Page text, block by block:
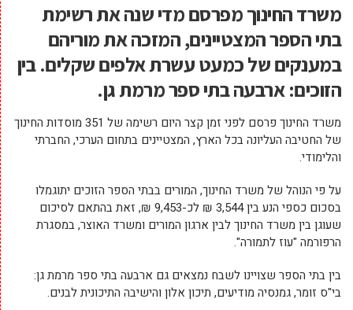
משרד החינוך מפרסם מדי שנה את רשימת
בתי הספר המצטיינים, המזכה את מוריהם
במענקים של כמעט עשרת אלפים שקלים. בין
הזוכים: ארבעה בתי ספר מרמת גן.
משרד החינוך פרסם לפני זמן קצר היום רשימה של 351 מוסדות החינוך
של החטיבה העליונה בכל הארץ, המצטיינים בתחום הערכי, החברתי
והלימודי.
על פי הנוהל של משרד החינוך, המורים בבתי הספר הזוכים יתוגמלו
בסכום כספי הנע בין 3,544 ₪ לכ-9,453 ₪, זאת בהתאם לסיכום
שעוגן בין משרד החינוך לבין ארגון המורים ומשרד האוצר, במסגרת
הרפורמה "עוז לתמורה".
בין בתי הספר שצויינו לשבח נמצאים גם ארבעה בתי ספר מרמת גן:
בי"ס זומר, גמנסיה מודיעים, תיכון אלון והישיבה התיכונית לבנים.